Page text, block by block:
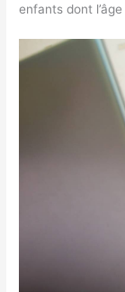
enfants dont